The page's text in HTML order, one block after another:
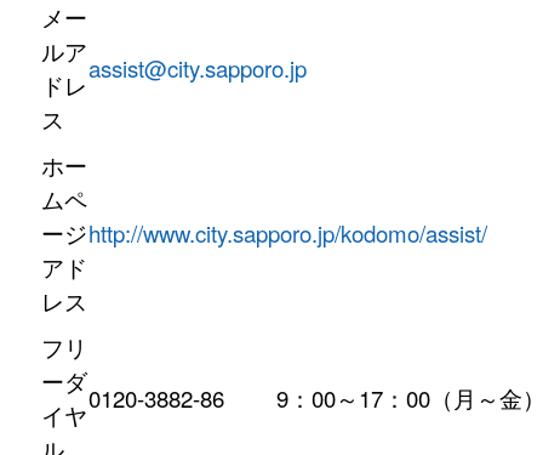
メー
ルア
ドレ
ス
assist@city.sapporo.jp
ホー
ムペ
ージ
アド
レス
http://www.city.sapporo.jp/kodomo/assist/
フリ
ーダ
イヤ
0120-3882-86 9：00～17：00（月～金